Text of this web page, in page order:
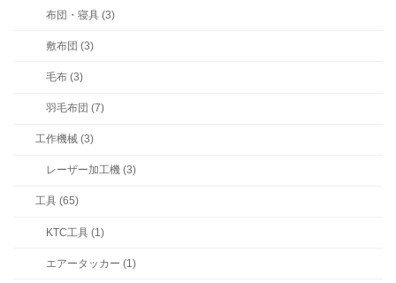
布団・寝具 (3)
敷布団 (3)
毛布 (3)
羽毛布団 (7)
工作機械 (3)
レーザー加工機 (3)
工具 (65)
KTC工具 (1)
エアータッカー (1)